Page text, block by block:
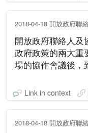
2018-04-18 開放政府聯
開放政府聯絡人及
政府政策的兩大重
場的協作會議後，
Link in context
2018-04-18 開放政府聯